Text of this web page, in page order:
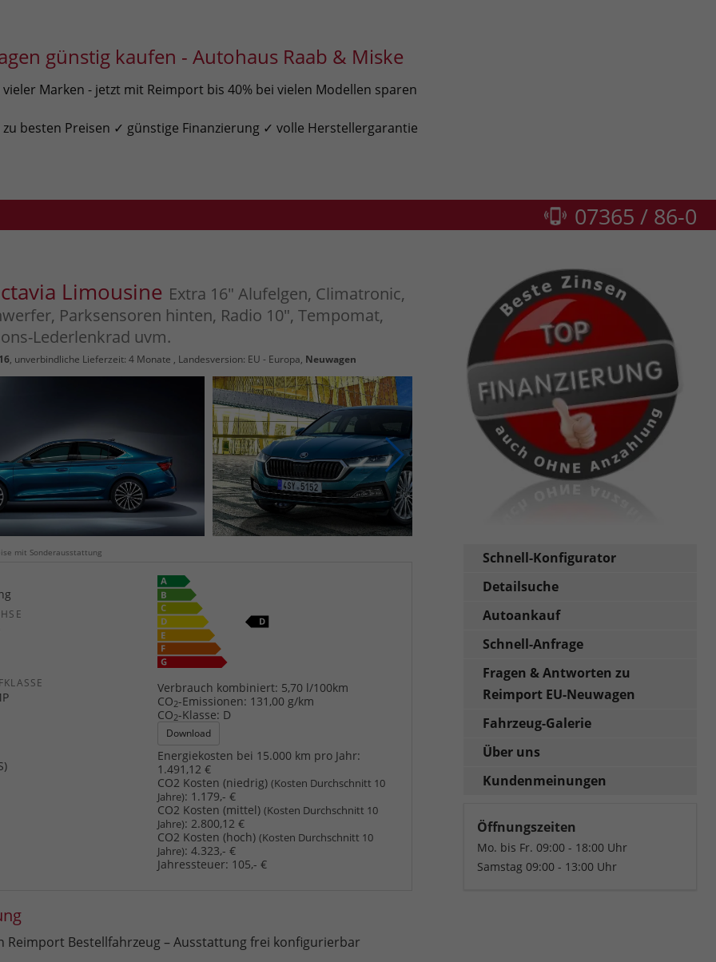
günstig kaufen - Autohaus Raab & Miske
vieler Marken - jetzt mit Reimport bis 40% bei vielen Modellen sparen
zu besten Preisen ✓ günstige Finanzierung ✓ volle Herstellergarantie
07365 / 86-0
Limousine Extra 16" Alufelgen, Climatronic,
Parksensoren hinten, Radio 10", Tempomat,
Lederlenkrad uvm.
, unverbindliche Lieferzeit: 4 Monate , Landesversion: EU - Europa, Neuwagen
mit Sonderausstattung
Verbrauch kombiniert: 5,70 l/100km
CO2-Emissionen: 131,00 g/km
CO2-Klasse: D
Download
Energiekosten bei 15.000 km pro Jahr:
1.491,12 €
CO2 Kosten (niedrig)(Kosten Durchschnitt 10
Jahre): 1.179,- €
CO2 Kosten (mittel)(Kosten Durchschnitt 10
Jahre): 2.800,12 €
CO2 Kosten (hoch)(Kosten Durchschnitt 10
Jahre): 4.323,- €
Jahressteuer: 105,- €
Reimport Bestellfahrzeug – Ausstattung frei konfigurierbar
Schnell-Konfigurator
Detailsuche
Autoankauf
Schnell-Anfrage
Fragen & Antworten zu
Reimport EU-Neuwagen
Fahrzeug-Galerie
Über uns
Kundenmeinungen
Öffnungszeiten
Mo. bis Fr. 09:00 - 18:00 Uhr
Samstag 09:00 - 13:00 Uhr